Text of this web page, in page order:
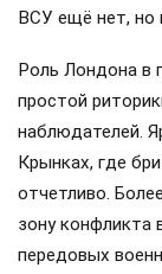
ВСУ ещё нет, но
Роль Лондона в
простой
наблюдателей.
Крынках, где
отчетливо.
зону конфликта
передовых